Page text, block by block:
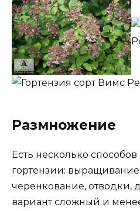
Размножение
Есть несколько
гортензии:
черенкование, отводки,
вариант сложный и